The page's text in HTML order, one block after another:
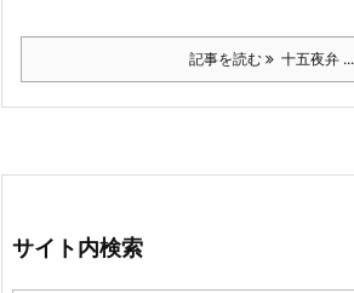
記事を読む 十五夜弁 ...
サイト内検索